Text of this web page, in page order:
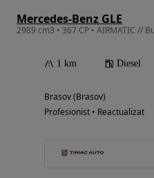
Mercedes-Benz GLE
2989 cm3 • 367 CP • AIRMATIC //
1 km Diesel
Brasov (Brasov)
Profesionist • Reactualizat